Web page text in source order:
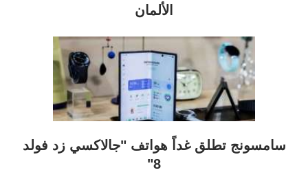
الألمان
سامسونج تطلق غداً هواتف "جالاكسي زد فولد
8"